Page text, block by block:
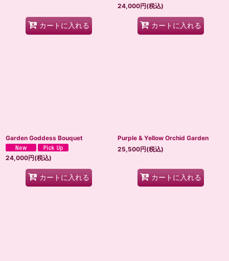
カートに入れる
24,000円(税込)
カートに入れる
Garden Goddess Bouquet
24,000円(税込)
カートに入れる
Purple & Yellow Orchid Garden
25,500円(税込)
カートに入れる